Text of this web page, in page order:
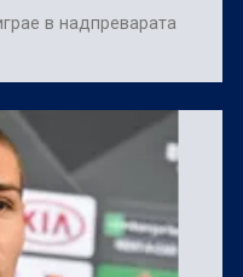
в надпреварата